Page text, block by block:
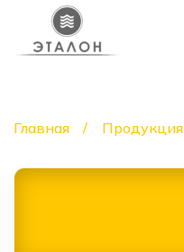
Главная Продукция